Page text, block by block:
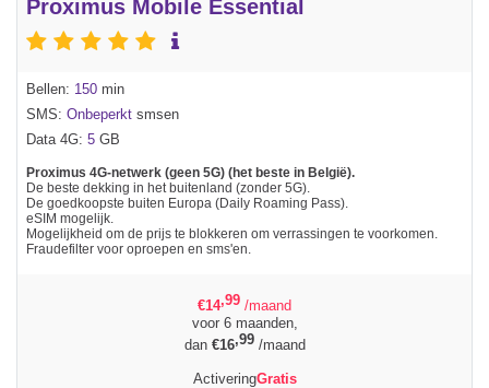
Proximus Mobile Essential
Bellen: 150 min
SMS: Onbeperkt smsen
Data 4G: 5 GB
Proximus 4G-netwerk (geen 5G) (het beste in België).
De beste dekking in het buitenland (zonder 5G).
De goedkoopste buiten Europa (Daily Roaming Pass).
eSIM mogelijk.
Mogelijkheid om de prijs te blokkeren om verrassingen te voorkomen.
Fraudefilter voor oproepen en sms'en.
€14,99 /maand
voor 6 maanden,
dan €16,99/maand
ActiveringGratis